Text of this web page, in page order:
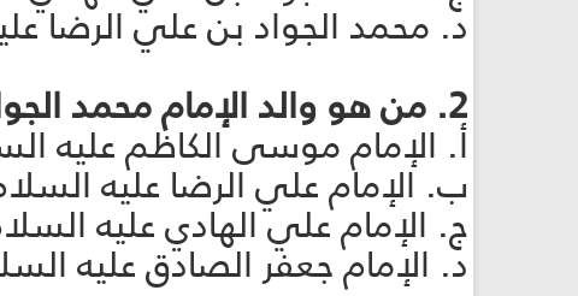
د. محمد الجواد بن علي الرضا
2. من هو والد الإمام محمد الجواد عليه السلام؟
أ. الإمام موسى الكاظم عليه
ب. الإمام علي الرضا عليه
ج. الإمام علي الهادي عليه
د. الإمام جعفر الصادق عليه